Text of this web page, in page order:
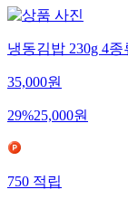
냉동김밥 230g 4
35,000원
29%25,000원
750적립